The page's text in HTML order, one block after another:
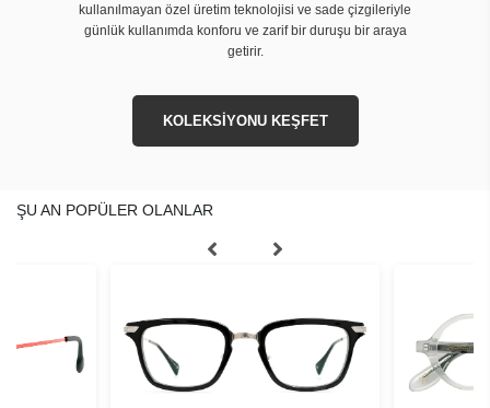
kullanılmayan özel üretim teknolojisi ve sade çizgileriyle
günlük kullanımda konforu ve zarif bir duruşu bir araya
getirir.
KOLEKSİYONU KEŞFET
ŞU AN POPÜLER OLANLAR